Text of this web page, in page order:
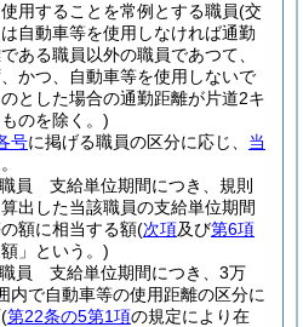
用することを常例とする職員(交
自動車等を使用しなければ通勤
ある職員以外の職員であつて、
かつ、自動車等を使用しないで
とした場合の通勤距離が片道2キ
のを除く。)
号に掲げる職員の区分に応じ、 当
員 支給単位期間につき、規則
出した当該職員の支給単位期間
額に相当する額(次項及び第6項
」という。)
員 支給単位期間につき、3万
内で自動車等の使用距離の区分に
(第22条の5第1項の規定により在